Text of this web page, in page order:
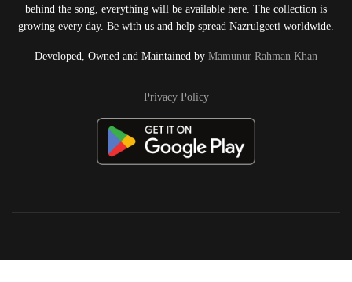
behind the song, everything will be available here. The collection is
growing every day. Be with us and help spread Nazrulgeeti worldwide.
Developed, Owned and Maintained by Mamunur Rahman Khan
Privacy Policy